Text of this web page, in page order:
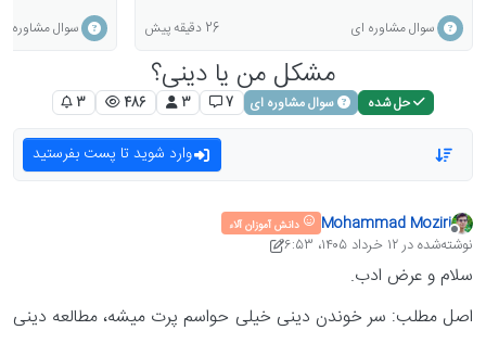
سوال مشاوره ای 26 دقیقه پیش سوال مشاوره
مشکل من یا دینی؟
حل شده سوال مشاوره ای 7
3
486
3
وارد شوید تا پست بفرستید
آفلاین
Mohammad Moziri دانش آموزان آلاء
نوشته‌شده در۱۲ خرداد ۱۴۰۵،‏ ۶:۵۳
آخرین ویرایش توسط Mohammad Moziri انجام شده
سلام و عرض ادب.
اصل مطلب: سر خوندن دینی خیلی حواسم پرت میشه، مطالعه دینی